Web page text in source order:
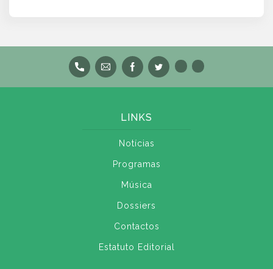
LINKS
Notícias
Programas
Música
Dossiers
Contactos
Estatuto Editorial